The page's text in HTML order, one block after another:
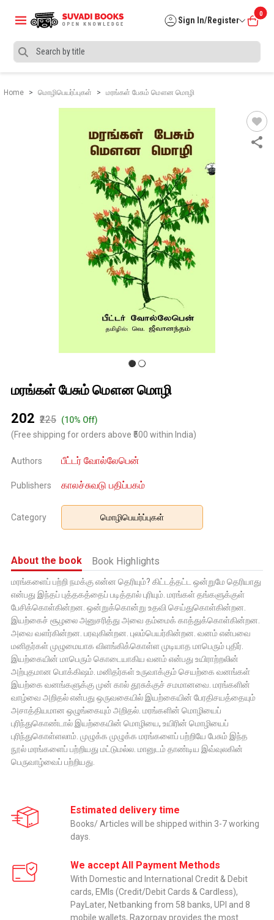
Sign In/Register
0
Home மொழிபெயர்ப்புகள் மரங்கள் பேசும் மௌன மொழி
மரங்கள் பேசும் மௌன மொழி
₹202 ₹225 (10% Off)
(Free shipping for orders above ₹500 within India)
Authors பீட்டர் வோல்லேபென்
Publishers காலச்சுவடு பதிப்பகம்
Category மொழிபெயர்ப்புகள்
About the book Book Highlights
மரங்களைப் பற்றி நமக்கு என்ன தெரியும்? கிட்டத்தட்ட ஒன்றுமே தெரியாது
என்பது இந்தப் புத்தகத்தைப் படித்தால் புரியும். மரங்கள் தங்களுக்குள்
பேசிக்கொள்கின்றன. ஒன்றுக்கொன்று உதவி செய்துகொள்கின்றன.
இயற்கைச் சூழலை அனுசரித்து அவை தம்மைக் காத்துக்கொள்கின்றன.
அவை வளர்கின்றன. பரவுகின்றன. புலம்பெயர்கின்றன. வனம் என்பவை
மனிதர்கள் முழுமையாக விளங்கிக்கொள்ள முடியாத மாபெரும் புதிர்.
இயற்கையின் மாபெரும் கொடையாகிய வனம் என்பது உயிராற்றலின்
அற்புதமான பொக்கிஷம். மனிதர்கள் உருவாக்கும் செயற்கை வனங்கள்
இயற்கை வனங்களுக்கு முன் கால் தூசுக்குச் சமமானவை. மரங்களின்
வாழ்வை அறிதல் என்பது ஒருவகையில் இயற்கையின் பேரதிசயத்தையும்
அசாத்தியமான ஒழுங்கையும் அறிதல். மரங்களின் மொழியைப்
புரிந்துகொண்டால் இயற்கையின் மொழியை, உயிரின் மொழியைப்
புரிந்துகொள்ளலாம். முழுக்க முழுக்க மரங்களைப் பற்றியே பேசும் இந்த
நூல் மரங்களைப் பற்றியது மட்டுமல்ல. மானுடம் தாண்டிய இவ்வுலகின்
பெருவாழ்வைப் பற்றியது.
Estimated delivery time
Books/ Articles will be shipped within 3-7 working
days.
We accept All Payment Methods
With Domestic and International Credit & Debit
cards, EMIs (Credit/Debit Cards & Cardless),
PayLater, Netbanking from 58 banks, UPI and 8
mobile wallets, Razorpay provides the most